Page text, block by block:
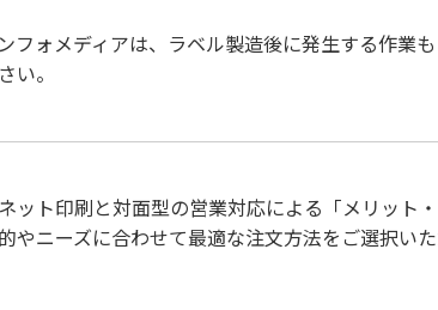
フォメディアは、ラベル製造後に発生する作業
い。
ット印刷と対面型の営業対応による「メリット
やニーズに合わせて最適な注文方法をご選択いた